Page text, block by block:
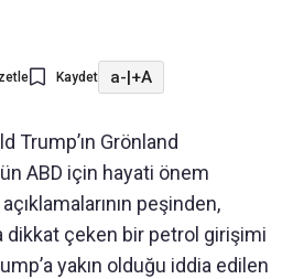
Kaydet a-|+A
Trump’ın Grönland
ABD için hayati önem
açıklamalarının peşinden,
dikkat çeken bir petrol girişimi
yakın olduğu iddia edilen